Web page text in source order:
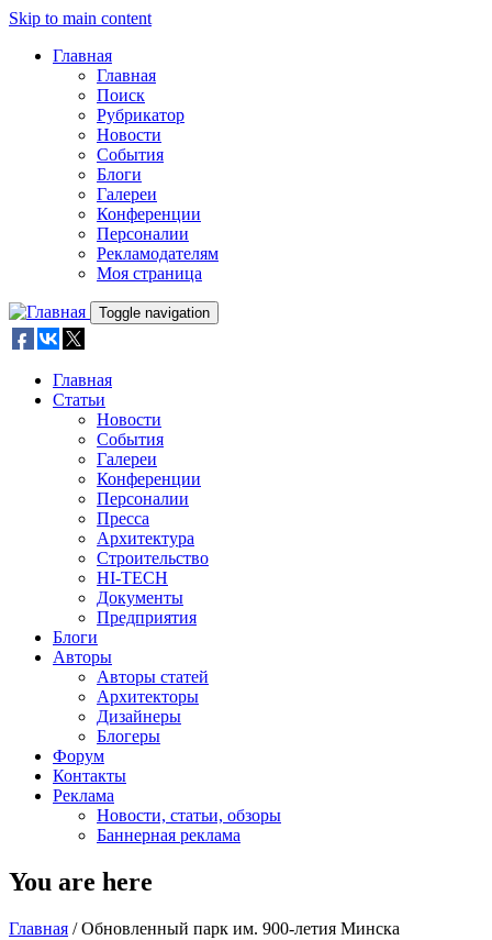
Skip to main content
Главная
Главная
Поиск
Рубрикатор
Новости
События
Блоги
Галереи
Конференции
Персоналии
Рекламодателям
Моя страница
Toggle navigation
Главная
Статьи
Новости
События
Галереи
Конференции
Персоналии
Пресса
Архитектура
Строительство
HI-TECH
Документы
Предприятия
Блоги
Авторы
Авторы статей
Архитекторы
Дизайнеры
Блогеры
Форум
Контакты
Реклама
Новости, статьи, обзоры
Баннерная реклама
You are here
Главная / Обновленный парк им. 900-летия Минска